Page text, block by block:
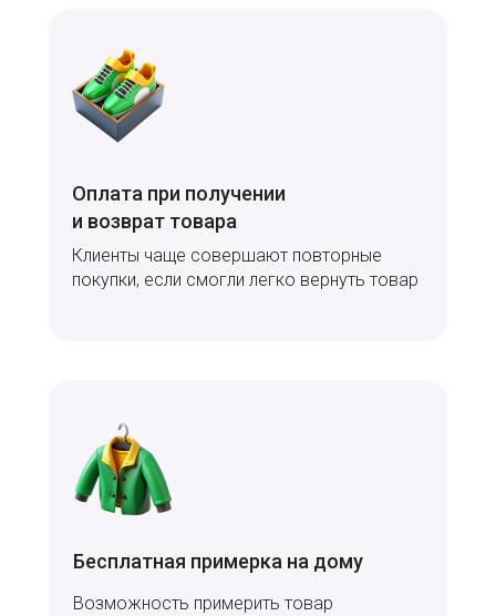
Оплата при получении
и возврат товара
Клиенты чаще совершают повторные
покупки, если смогли легко вернуть товар
Бесплатная примерка на дому
Возможность примерить товар